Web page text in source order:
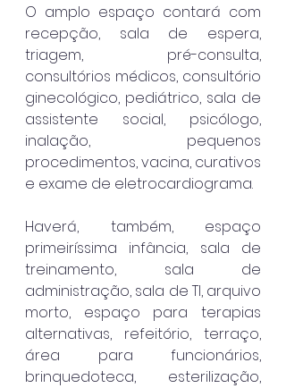
O amplo espaço contará com
recepção, sala de espera,
triagem, pré-consulta,
consultórios médicos, consultório
ginecológico, pediátrico, sala de
assistente social, psicólogo,
inalação, pequenos
procedimentos, vacina, curativos
e exame de eletrocardiograma.
Haverá, também, espaço
primeiríssima infância, sala de
treinamento, sala de
administração, sala de TI, arquivo
morto, espaço para terapias
alternativas, refeitório, terraço,
área para funcionários,
brinquedoteca, esterilização,